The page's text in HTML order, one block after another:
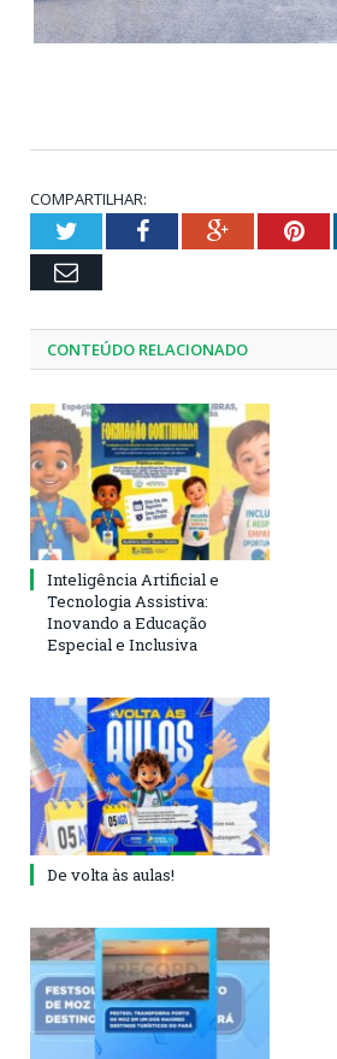
COMPARTILHAR:
TwitterFacebookGoogle+
Email
CONTEÚDO RELACIONADO
Inteligência Artificial e
Tecnologia Assistiva:
Inovando a Educação
Especial e Inclusiva
De volta às aulas!